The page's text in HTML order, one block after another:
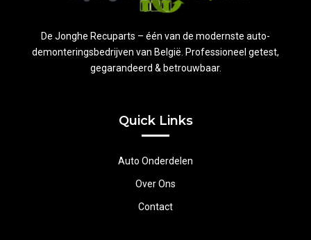
De Jonghe Recuparts – één van de modernste auto-
demonteringsbedrijven van België. Professioneel getest,
gegarandeerd & betrouwbaar.
Quick Links
Auto Onderdelen
Over Ons
Contact